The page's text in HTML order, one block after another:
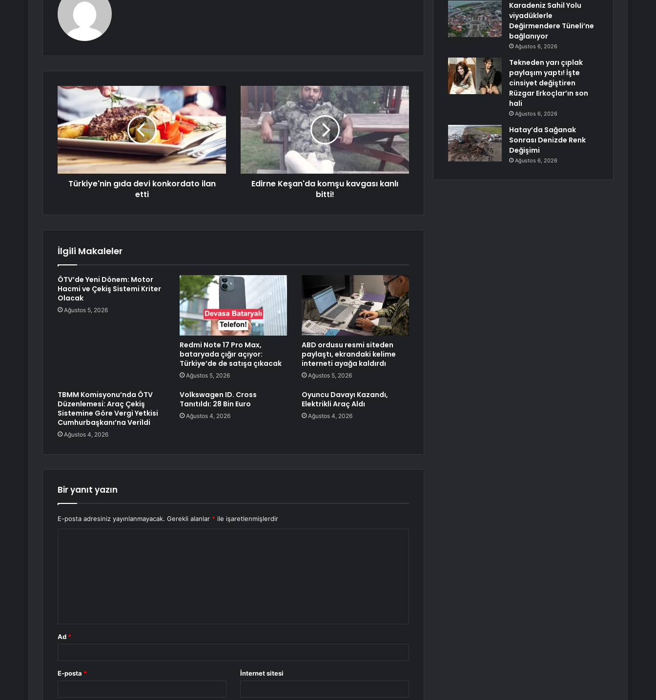
Türkiye'nin gıda devi konkordato ilan
etti
Edirne Keşan'da komşu kavgası kanlı
bitti!
İlgili Makaleler
ÖTV’de Yeni Dönem: Motor
Hacmi ve Çekiş Sistemi Kriter
Olacak
Ağustos 5, 2026
Redmi Note 17 Pro Max,
bataryada çığır açıyor:
Türkiye’de de satışa çıkacak
Ağustos 5, 2026
ABD ordusu resmi siteden
paylaştı, ekrandaki kelime
interneti ayağa kaldırdı
Ağustos 5, 2026
TBMM Komisyonu’nda ÖTV
Düzenlemesi: Araç Çekiş
Sistemine Göre Vergi Yetkisi
Cumhurbaşkanı’na Verildi
Ağustos 4, 2026
Volkswagen ID. Cross
Tanıtıldı: 28 Bin Euro
Ağustos 4, 2026
Oyuncu Davayı Kazandı,
Elektrikli Araç Aldı
Ağustos 4, 2026
Bir yanıt yazın
E-posta adresiniz yayınlanmayacak. Gerekli alanlar * ile işaretlenmişlerdir
Ad *
E-posta * İnternet sitesi
Karadeniz Sahil Yolu
viyadüklerle
Değirmendere Tüneli’ne
bağlanıyor
Ağustos 6, 2026
Tekneden yarı çıplak
paylaşım yaptı! İşte
cinsiyet değiştiren
Rüzgar Erkoçlar’ın son
hali
Ağustos 6, 2026
Hatay’da Sağanak
Sonrası Denizde Renk
Değişimi
Ağustos 6, 2026